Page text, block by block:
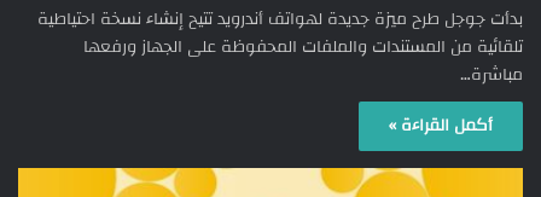
بدأت جوجل طرح ميزة جديدة لهواتف أندرويد تتيح إنشاء نسخة احتياطية
تلقائية من المستندات والملفات المحفوظة على الجهاز ورفعها
مباشرة…
أكمل القراءة »